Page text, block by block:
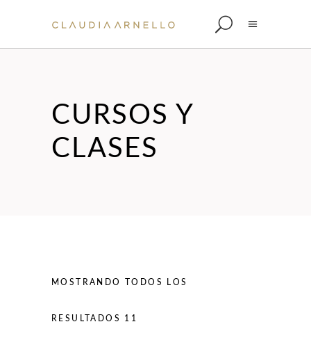
CURSOS Y
CLASES
MOSTRANDO TODOS LOS
RESULTADOS 11